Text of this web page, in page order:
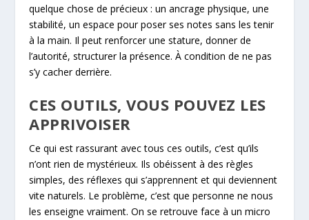
quelque chose de précieux : un ancrage physique, une
stabilité, un espace pour poser ses notes sans les tenir
à la main. Il peut renforcer une stature, donner de
l’autorité, structurer la présence. À condition de ne pas
s’y cacher derrière.
CES OUTILS, VOUS POUVEZ LES
APPRIVOISER
Ce qui est rassurant avec tous ces outils, c’est qu’ils
n’ont rien de mystérieux. Ils obéissent à des règles
simples, des réflexes qui s’apprennent et qui deviennent
vite naturels. Le problème, c’est que personne ne nous
les enseigne vraiment. On se retrouve face à un micro